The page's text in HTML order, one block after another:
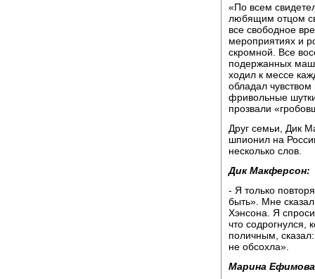
«По всем
любящим отцом
все свободное
мероприятиях и
скромной. Все
подержанных
ходил к мессе
обладал
фривольные
прозвали
Друг семьи, Дик
шпионил на
несколько слов.
Дик Макферсон:
- Я только
быть». Мне
Хэнсона. Я
что содрогнулся,
поличным,
не обсохла».
Марина